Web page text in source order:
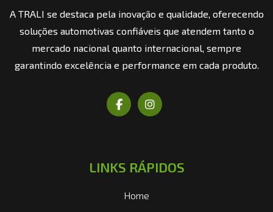
A TRALI se destaca pela inovação e qualidade, oferecendo
soluções automotivas confiáveis que atendem tanto o
mercado nacional quanto internacional, sempre
garantindo excelência e performance em cada produto.
LINKS RÁPIDOS
Home